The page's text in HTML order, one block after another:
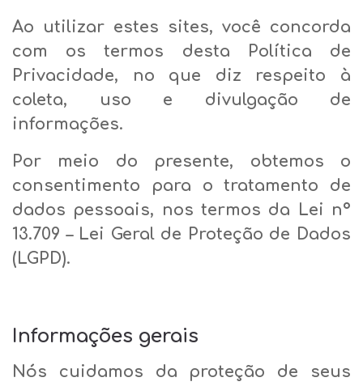
Ao utilizar estes sites, você concorda
com os termos desta Política de
Privacidade, no que diz respeito à
coleta, uso e divulgação de
informações.
Por meio do presente, obtemos o
consentimento para o tratamento de
dados pessoais, nos termos da Lei nº
13.709 – Lei Geral de Proteção de Dados
(LGPD).
Informações gerais
Nós cuidamos da proteção de seus